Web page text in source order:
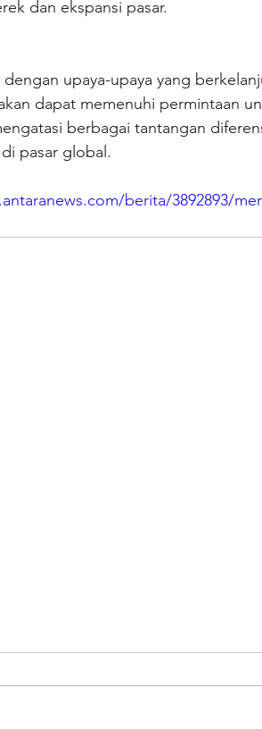
dan ekspansi pasar.
upaya-upaya yang
dapat memenuhi permintaan
berbagai tantangan
pasar global.
berita/3892893/
'Hilang'